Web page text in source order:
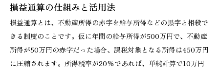
損益通算の仕組みと活用法
損益通算とは、不動産所得の赤字を給与所得などの黒字と相殺で
きる制度のことです。仮に年間の給与所得が500万円で、不動産
所得が50万円の赤字だった場合、課税対象となる所得は450万円
に圧縮されます。所得税率が20%であれば、単純計算で10万円